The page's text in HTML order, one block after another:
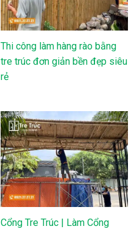
Thi công làm hàng rào bằng
tre trúc đơn giản bền đẹp siêu
rẻ
Cổng Tre Trúc | Làm Cổng